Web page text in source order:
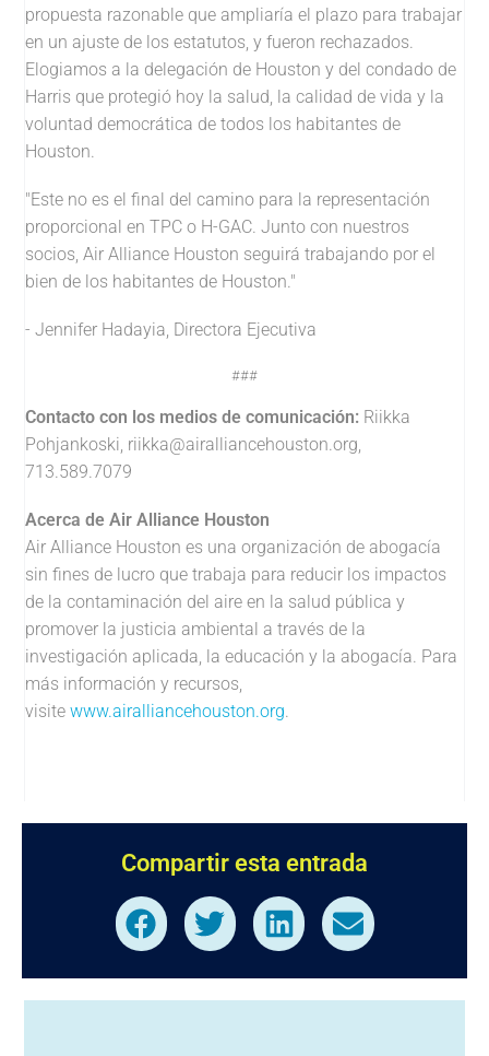
propuesta razonable que ampliaría el plazo para trabajar
en un ajuste de los estatutos, y fueron rechazados.
Elogiamos a la delegación de Houston y del condado de
Harris que protegió hoy la salud, la calidad de vida y la
voluntad democrática de todos los habitantes de
Houston.
"Este no es el final del camino para la representación
proporcional en TPC o H-GAC. Junto con nuestros
socios, Air Alliance Houston seguirá trabajando por el
bien de los habitantes de Houston."
- Jennifer Hadayia, Directora Ejecutiva
###
Contacto con los medios de comunicación: Riikka
Pohjankoski, riikka@airalliancehouston.org,
713.589.7079
Acerca de Air Alliance Houston
Air Alliance Houston es una organización de abogacía
sin fines de lucro que trabaja para reducir los impactos
de la contaminación del aire en la salud pública y
promover la justicia ambiental a través de la
investigación aplicada, la educación y la abogacía. Para
más información y recursos,
visitewww.airalliancehouston.org.
Compartir esta entrada